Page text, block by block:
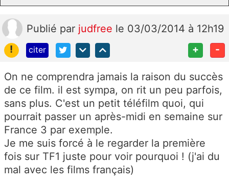
Publié par judfree le 03/03/2014 à 12h19
!
citer + -
On ne comprendra jamais la raison du succès
de ce film. il est sympa, on rit un peu parfois,
sans plus. C'est un petit téléfilm quoi, qui
pourrait passer un après-midi en semaine sur
France 3 par exemple.
Je me suis forcé à le regarder la première
fois sur TF1 juste pour voir pourquoi ! (j'ai du
mal avec les films français)